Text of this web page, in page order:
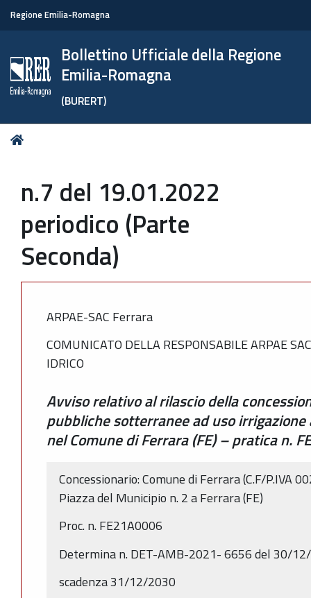
Regione Emilia-Romagna
Bollettino Ufficiale della Regione
Emilia-Romagna
(BURERT)
Tu
n.7 del 19.01.2022
periodico (Parte
Seconda)
ARPAE-SAC Ferrara
COMUNICATO DELLA RESPONSABILE ARPAE
IDRICO
Avviso relativo al rilascio della
pubbliche sotterranee ad uso
nel Comune di Ferrara (FE) – pratica n.
Concessionario: Comune di Ferrara (C.F/P.IVA
Piazza del Municipio n. 2 a Ferrara (FE)
Proc. n. FE21A0006
Determina n. DET-AMB-2021- 6656 del 30/
scadenza 31/12/2030